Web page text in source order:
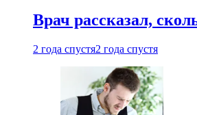
Врач рассказал,
2 года спустя2 года спустя